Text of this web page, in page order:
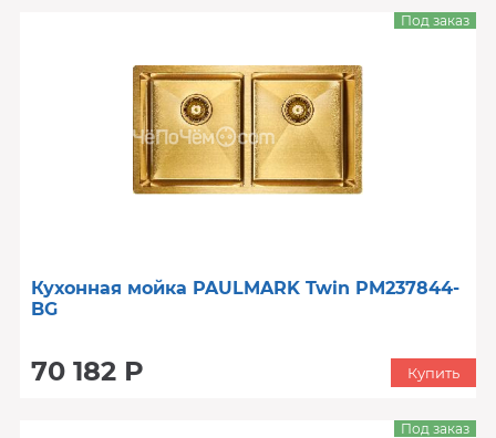
Кухонная мойка PAULMARK Twin PM237844-
BG
70 182 Р
Под заказ
Купить
Под заказ